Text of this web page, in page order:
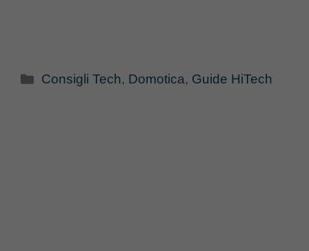
Categorie
Consigli Tech, Domotica, Guide HiTech